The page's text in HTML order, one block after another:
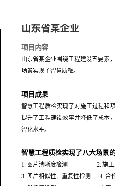
山东省某企业
项目内容
山东省某企业围绕工程建设五要素
场景实现了智慧质检。
项目成果
智慧工程质检实现了对施工过程和
提升了工程建设效率并降低了成本
智化水平。
智慧工程质检实现了八大场景
1. 图片清晰度检测 2. 施工人
3. 图片相似性、重复性检测 4. 合